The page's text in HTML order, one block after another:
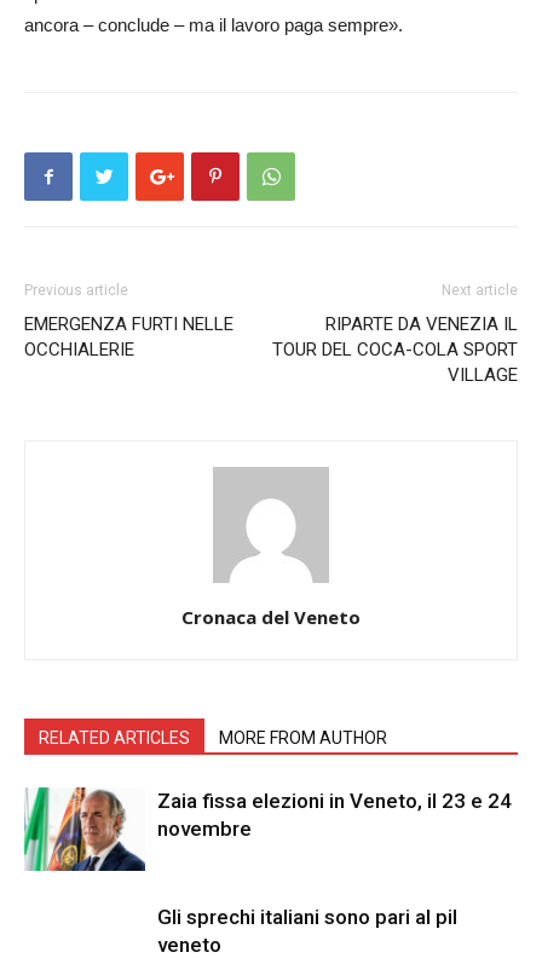
ancora – conclude – ma il lavoro paga sempre».
Previous article
EMERGENZA FURTI NELLE
OCCHIALERIE
Next article
RIPARTE DA VENEZIA IL
TOUR DEL COCA-COLA SPORT
VILLAGE
Cronaca del Veneto
RELATED ARTICLES MORE FROM AUTHOR
Zaia fissa elezioni in Veneto, il 23 e 24
novembre
Gli sprechi italiani sono pari al pil
veneto